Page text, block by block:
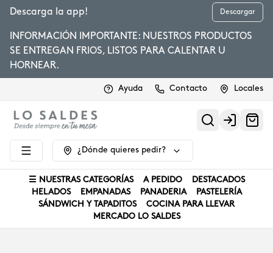
Descarga la app! Descargar
INFORMACIÓN IMPORTANTE: NUESTROS PRODUCTOS
SE ENTREGAN FRIOS, LISTOS PARA CALENTAR U
HORNEAR.
Ayuda Contacto Locales
Login
¿Dónde quieres pedir?
☰ NUESTRAS CATEGORÍAS A PEDIDO
DESTACADOS
HELADOS
EMPANADAS PANADERIA
PASTELERÍA
SÁNDWICH Y TAPADITOS
COCINA PARA LLEVAR
MERCADO LO SALDES